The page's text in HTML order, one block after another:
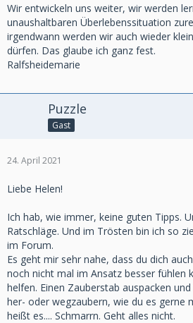
Wir entwickeln uns weiter, wir werden
unaushaltbaren Überlebenssituation
irgendwann werden wir auch wieder
dürfen. Das glaube ich ganz fest.
Ralfsheidemarie
Puzzle
Gast
24. April 2021
Liebe Helen!
Ich hab, wie immer, keine guten Tipps.
Ratschläge. Und im Trösten bin ich so
im Forum.
Es geht mir sehr nahe, dass du dich
noch nicht mal im Ansatz besser fühlen
helfen. Einen Zauberstab auspacken
her- oder wegzaubern, wie du es gerne
heißt es.... Schmarrn. Geht alles nicht.